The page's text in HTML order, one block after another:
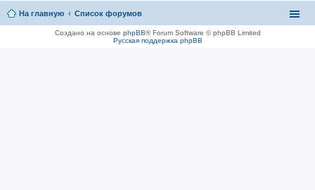
На главную Список форумов
Создано на основе phpBB® Forum Software © phpBB Limited
Русская поддержка phpBB